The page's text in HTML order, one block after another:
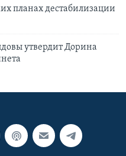
планах дестабилизации
утвердит Дорина